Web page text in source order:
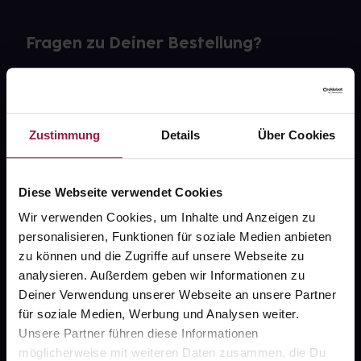
Zustimmung Details Über Cookies
Diese Webseite verwendet Cookies
Wir verwenden Cookies, um Inhalte und Anzeigen zu
personalisieren, Funktionen für soziale Medien anbieten
zu können und die Zugriffe auf unsere Webseite zu
analysieren. Außerdem geben wir Informationen zu
Deiner Verwendung unserer Webseite an unsere Partner
für soziale Medien, Werbung und Analysen weiter.
Unsere Partner führen diese Informationen
möglicherweise mit weiteren Daten zusammen, die Du
Fragen zu Deiner Bestellung?
gesund.de
Über uns
Karriere
Newsletter